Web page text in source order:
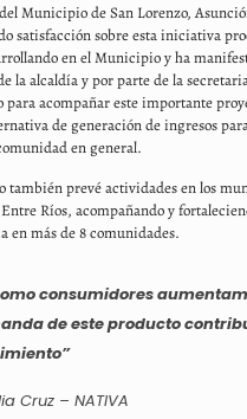
Municipio de San Lorenzo,
satisfacción sobre esta iniciativa
en el Municipio y ha
la alcaldía y por parte de la
para acompañar este importante
de generación de ingresos
en general.
también prevé actividades en los
Entre Ríos, acompañando y
en más de 8 comunidades.
consumidores
de este producto
Cruz – NATIVA